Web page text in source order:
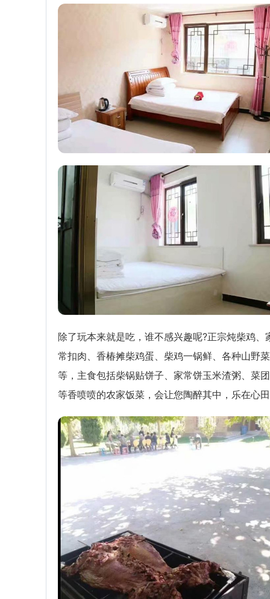
除了玩本来就是吃，谁不感兴趣呢?正宗炖柴鸡、
常扣肉、香椿摊柴鸡蛋、柴鸡一锅鲜、各种山野菜
等，主食包括柴锅贴饼子、家常饼玉米渣粥、菜
等香喷喷的农家饭菜，会让您陶醉其中，乐在心